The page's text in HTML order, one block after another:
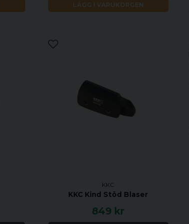
LÄGG I VARUKORGEN
KKC
KKC Kind Stöd Blaser
849 kr